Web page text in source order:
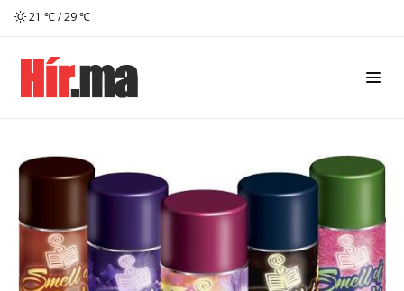
21 ℃ / 29 ℃